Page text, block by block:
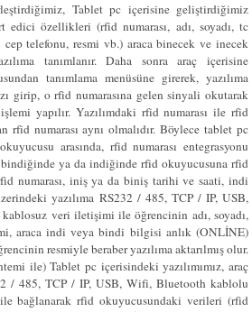
Tablet pc içerisine geliştirdiğimiz
edici özellikleri (rfid numarası, adı, soyadı, tc
telefonu, resmi vb.) araca binecek ve inecek
tanımlanır. Daha sonra araç içerisine
tanımlama menüsüne girerek, yazılıma
girip, o rfid numarasına gelen sinyali okutarak
yapılır. Yazılımdaki rfid numarası ile rfid
rfid numarası aynı olmalıdır. Böylece tablet pc
arasında, rfid numarası entegrasyonu
bindiğinde ya da indiğinde rfid okuyucusuna rfid
numarası, iniş ya da biniş tarihi ve saati, indi
yazılıma RS232 / 485, TCP / IP, USB,
veri iletişimi ile öğrencinin adı, soyadı,
araca indi veya bindi bilgisi anlık (ONLİNE)
resmiyle beraber yazılıma aktarılmış olur.
ile) Tablet pc içerisindeki yazılımımız, araç
/ 485, TCP / IP, USB, Wifi, Bluetooth kablolu
bağlanarak rfid okuyucusundaki verileri (rfid